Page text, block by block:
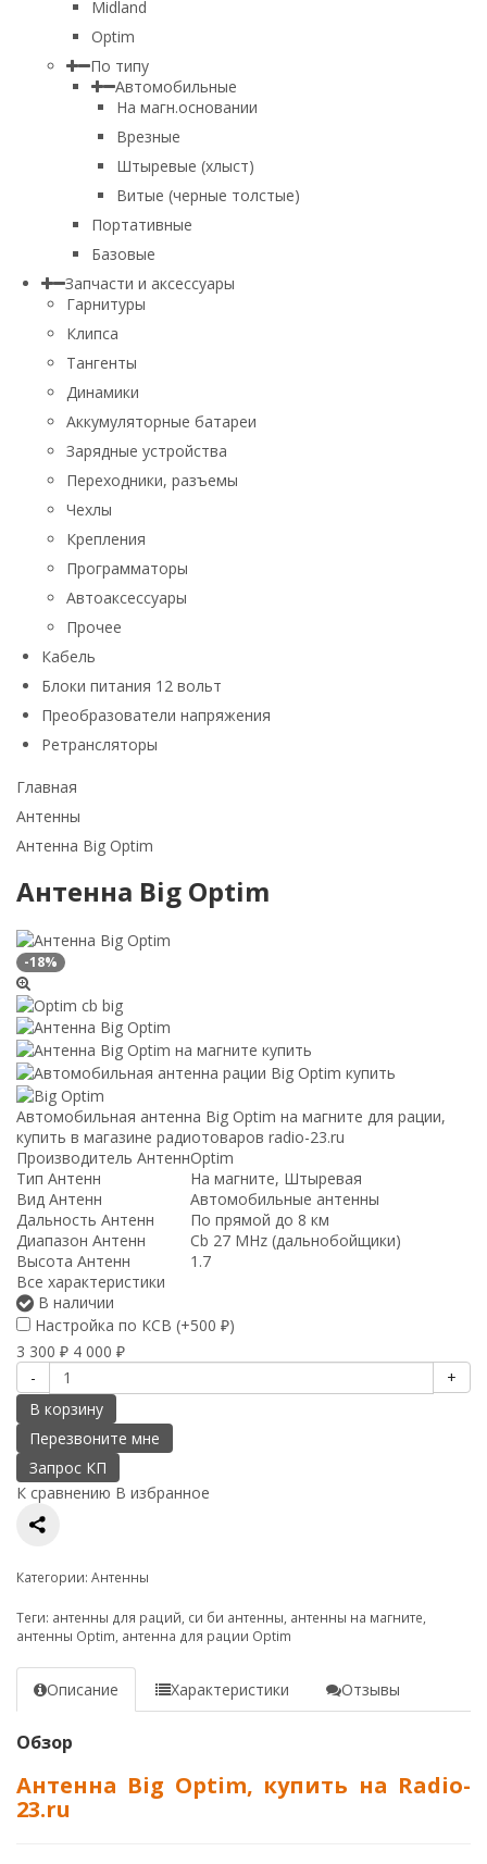
Midland
Optim
По типу
Автомобильные
На магн.основании
Врезные
Штыревые (хлыст)
Витые (черные толстые)
Портативные
Базовые
Запчасти и аксессуары
Гарнитуры
Клипса
Тангенты
Динамики
Аккумуляторные батареи
Зарядные устройства
Переходники, разъемы
Чехлы
Крепления
Программаторы
Автоаксессуары
Прочее
Кабель
Блоки питания 12 вольт
Преобразователи напряжения
Ретрансляторы
Главная
Антенны
Антенна Big Optim
Антенна Big Optim
-18%
Автомобильная антенна Big Optim на магните для рации,
купить в магазине радиотоваров radio-23.ru
Производитель АнтеннOptim
Тип Антенн
На магните, Штыревая
Вид Антенн
Автомобильные антенны
Дальность Антенн
По прямой до 8 км
Диапазон Антенн
Cb 27 MHz (дальнобойщики)
Высота Антенн
1.7
Все характеристики
В наличии
Настройка по КСВ (+500 ₽)
3 300 ₽ 4 000 ₽
-
+
В корзину
Перезвоните мне
Запрос КП
К сравнению В избранное
Категории: Антенны
Теги: антенны для раций си би антенны антенны на магните
антенны Optim антенна для рации Optim
Описание Характеристики Отзывы
Обзор
Антенна Big Optim, купить на Radio-
23.ru